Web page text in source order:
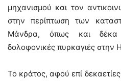
μηχανισμού και τον
στην περίπτωση των
Μάνδρα, όπως και δέκα
δολοφονικές πυρκαγιές στην
Το κράτος, αφού επί